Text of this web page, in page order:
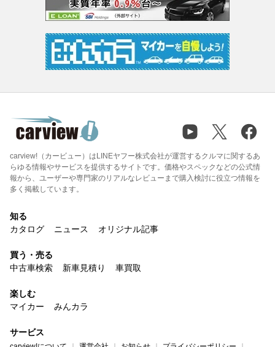
carview!（カービュー）はLINEヤフー株式会社が運営するクルマに関するあ
らゆる情報やサービスを提供するサイトです。価格やスペックなどの公式情
報から、ユーザーや専門家のリアルなレビューまで購入検討に役立つ情報を
多く掲載しています。
知る
カタログ
ニュース オリジナル記事
買う・売る
中古車検索
新車見積り 車買取
楽しむ
マイカー
みんカラ
サービス